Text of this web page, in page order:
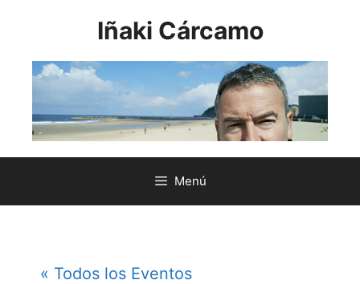
contenido
Iñaki Cárcamo
Menú
« Todos los Eventos